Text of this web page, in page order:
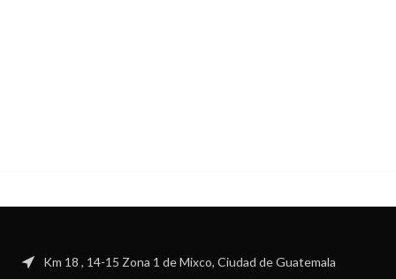
Km 18 , 14-15 Zona 1 de Mixco, Ciudad de Guatemala